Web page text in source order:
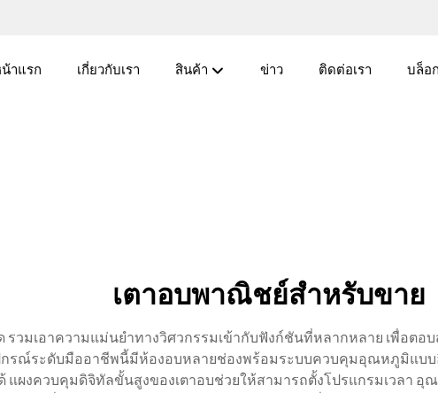
าแรก เกี่ยวกับเรา สินค้า ข่าว ติดต่อเรา บล็อก
เตาอบพาณิชย์สำหรับขาย
วมเอาความแม่นยำทางวิศวกรรมเข้ากับฟังก์ชันที่หลากหลาย เพื่อตอ
ณ์ระดับมืออาชีพนี้มีห้องอบหลายช่องพร้อมระบบควบคุมอุณหภูมิแบบอิส
ผงควบคุมดิจิทัลขั้นสูงของเตาอบช่วยให้สามารถตั้งโปรแกรมเวลา